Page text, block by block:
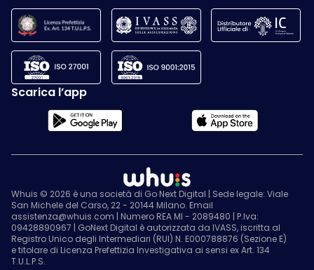
Scarica l’app
Whuis © 2026 è una società di Go Next Digital | Sede legale: Viale
San Michele del Carso, 22 - 20144 Milano. Email
assistenza@whuis.com | Numero REA MI - 2089480 | P.Iva:
09428890967 | GoNext Digital è autorizzata da IVASS, iscritta al
Registro Unico degli Intermediari (RUI) N. E000788876 (Sezione E)
e titolare di Licenza Prefettizia Investigativa ai sensi ex Art. 134
T.U.L.P.S.